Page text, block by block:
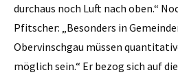
durchaus noch Luft nach oben.“
Pfitscher: „Besonders in
Obervinschgau müssen
möglich sein.“ Er bezog sich auf